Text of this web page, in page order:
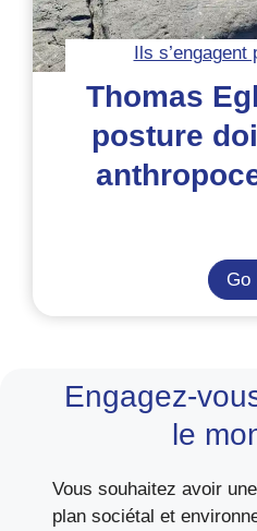
Ils s’engagent
Thomas
posture
Go
Engagez-
le
Vous souhaitez avoir
plan sociétal et